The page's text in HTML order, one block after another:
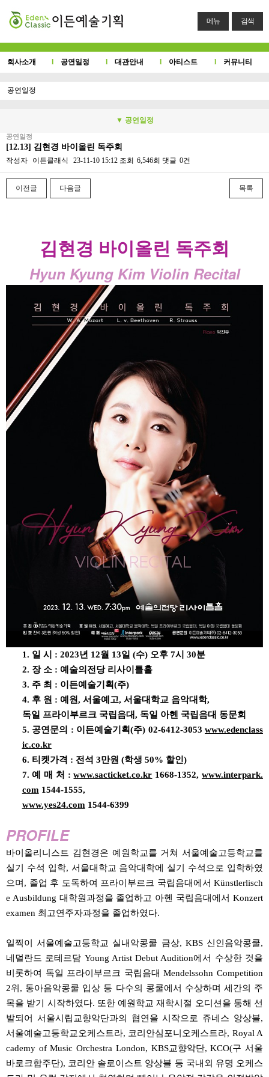
메뉴 검색
회사소개 l 공연일정 l 대관안내 l 아티스트 l 커뮤니티
공연일정
▼ 공연일정
공연일정
[12.13] 김현경 바이올린 독주회
작성자 이든클래식 23-11-10 15:12 조회 6,546회 댓글 0건
이전글 다음글 목록
김현경 바이올린 독주회
Hyun Kyung Kim Violin Recital
1. 일 시 : 2023년 12월 13일 (수) 오후 7시 30분
2. 장 소 : 예술의전당 리사이틀홀
3. 주 최 : 이든예술기획(주)
4. 후 원 : 예원, 서울예고, 서울대학교 음악대학,
독일 프라이부르크 국립음대, 독일 아헨 국립음대 동문회
5. 공연문의 : 이든예술기획(주) 02-6412-3053 www.edenclass
ic.co.kr
6. 티켓가격 : 전석 3만원 (학생 50% 할인)
7. 예 매 처 :www.sacticket.co.kr 1668-1352,www.interpark.
com1544-1555,
www.yes24.com1544-6399
PROFILE
바이올리니스트 김현경은 예원학교를 거쳐 서울예술고등학교를
실기 수석 입학, 서울대학교 음악대학에 실기 수석으로 입학하였
으며, 졸업 후 도독하여 프라이부르크 국립음대에서 Künstlerlisch
e Ausbildung 대학원과정을 졸업하고 아헨 국립음대에서 Konzert
examen 최고연주자과정을 졸업하였다.
일찍이 서울예술고등학교 실내악콩쿨 금상, KBS 신인음악콩쿨,
네덜란드 로테르담 Young Artist Debut Audition에서 수상한 것을
비롯하여 독일 프라이부르크 국립음대 Mendelssohn Competition
2위, 동아음악콩쿨 입상 등 다수의 콩쿨에서 수상하며 세간의 주
목을 받기 시작하였다. 또한 예원학교 재학시절 오디션을 통해 선
발되어 서울시립교향악단과의 협연을 시작으로 쥬네스 앙상블,
서울예술고등학교오케스트라, 코리안심포니오케스트라, Royal A
cademy of Music Orchestra London, KBS교향악단, KCO(구 서울
바로크합주단), 코리안 솔로이스트 앙상블 등 국내외 유명 오케스